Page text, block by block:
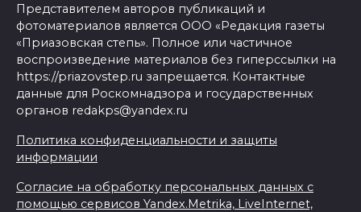
Представителем авторов публикаций и
фотоматериалов является ООО «Редакция газеты
«Приазовская степь». Полное или частичное
воспроизведение материалов без гиперссылки на
https://priazovstep.ru запрещается. Контактные
данные для Роскомнадзора и государственных
органов redakps@yandex.ru
Политика конфиденциальности и защиты
информации
Согласие на обработку персональных данных с
помощью сервисов Yandex.Metrika, LiveInternet,